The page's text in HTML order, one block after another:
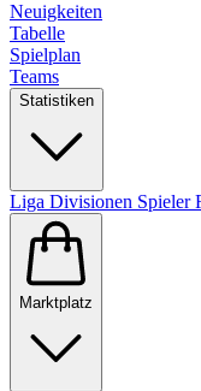
Neuigkeiten
Tabelle
Spielplan
Teams
Statistiken
Liga Divisionen Spieler
Marktplatz